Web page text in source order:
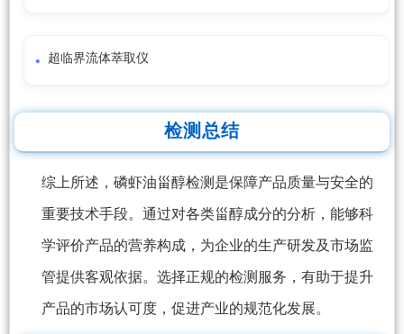
超临界流体萃取仪
检测总结
综上所述，磷虾油甾醇检测是保障产品质量与安全的
重要技术手段。通过对各类甾醇成分的分析，能够科
学评价产品的营养构成，为企业的生产研发及市场监
管提供客观依据。选择正规的检测服务，有助于提升
产品的市场认可度，促进产业的规范化发展。